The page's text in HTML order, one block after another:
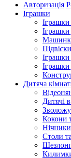
Авторизація
Іграшки
Іграшки
Дитяча
Дитячі
Кокони
Столи